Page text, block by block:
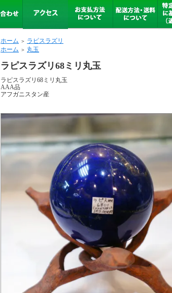
ホーム ＞ ラピスラズリ
ホーム ＞ 丸玉
ラピスラズリ68ミリ丸玉
ラピスラズリ68ミリ丸玉
AAA品
アフガニスタン産